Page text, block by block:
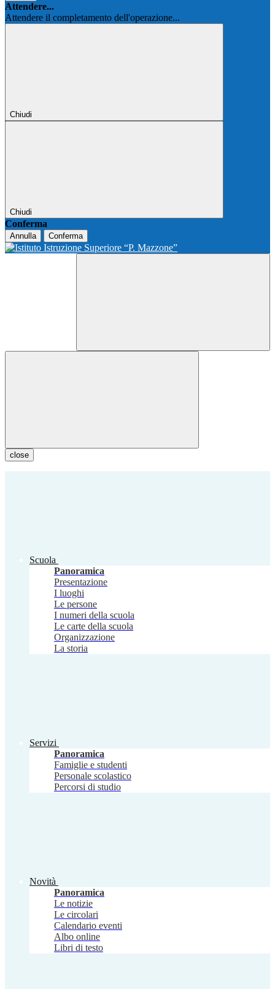
Attendere...
Attendere il completamento dell'operazione...
Chiudi
Chiudi
Conferma
Annulla Conferma
close
Scuola
Panoramica
Presentazione
I luoghi
Le persone
I numeri della scuola
Le carte della scuola
Organizzazione
La storia
Servizi
Panoramica
Famiglie e studenti
Personale scolastico
Percorsi di studio
Novità
Panoramica
Le notizie
Le circolari
Calendario eventi
Albo online
Libri di testo